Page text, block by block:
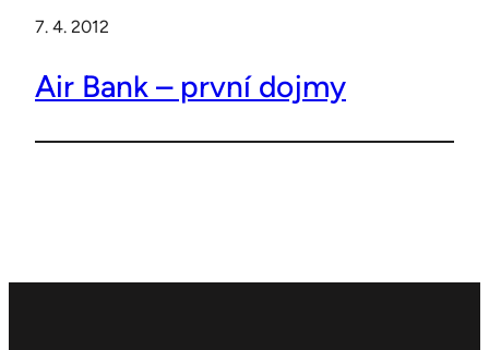
7. 4. 2012
Air Bank – první dojmy